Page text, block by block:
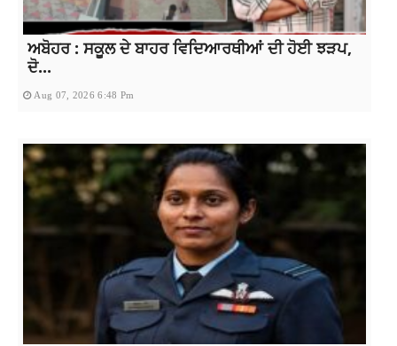
ਅਬੋਹਰ : ਸਕੂਲ ਦੇ ਬਾਹਰ ਵਿਦਿਆਰਥੀਆਂ ਦੀ ਹੋਈ ਝੜਪ,
ਦੋ...
Aug 07, 2026 6:48 Pm